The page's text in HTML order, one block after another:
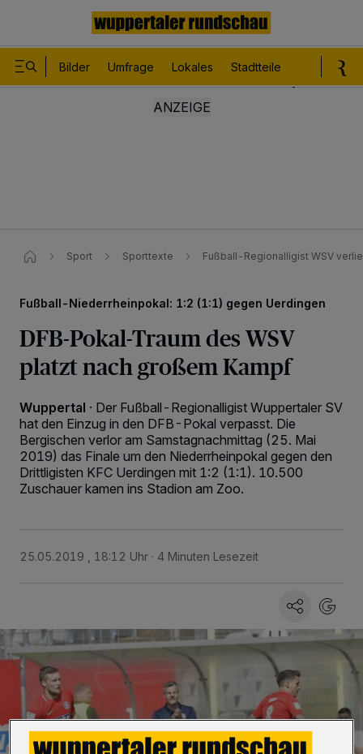
Bilder Umfrage Lokales Stadtteile
Sport Sporttexte Fußball-Regionalligist WSV
Fußball-Niederrheinpokal: 1:2 (1:1) gegen Uerdingen
DFB-Pokal-Traum des WSV
platzt nach großem Kampf
Wuppertal · Der Fußball-Regionalligist Wuppertaler SV
hat den Einzug in den DFB-Pokal verpasst. Die
Bergischen verlor am Samstagnachmittag (25. Mai
2019) das Finale um den Niederrheinpokal gegen den
Drittligisten KFC Uerdingen mit 1:2 (1:1). 10.500
Zuschauer kamen ins Stadion am Zoo.
25.05.2019 , 18:12 Uhr 4 Minuten Lesezeit